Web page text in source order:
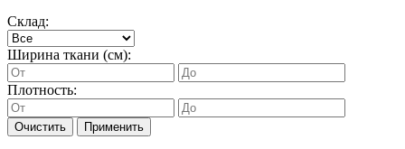
Склад:
Ширина ткани (см):
Плотность:
Очистить Применить